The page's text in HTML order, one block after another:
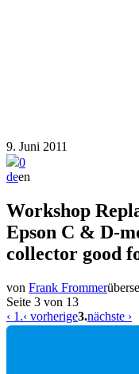
9. Juni 2011
0
deen
Workshop
Epson C & D-
collector good
von Frank Frommer
Seite 3 von 13
‹ 1.‹ vorherige3.nächste ›